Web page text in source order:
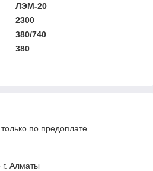
ЛЭМ-20
2300
380/740
380
по предоплате.
г. Алматы